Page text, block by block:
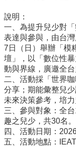
驗
新
生
資
訊
及
總
量
管
制
辦
法
說明：
一、為提升兒少對
表達與參與，由台
7日（日）舉辦「模
壇」，以「數位性
動與界線，廣邀全
二、活動採「世界
分享；期能彙整兒
未來決策參考，培
三、參與對象：全
趣之兒少，共30名。
四、活動日期：
五、活動地點：